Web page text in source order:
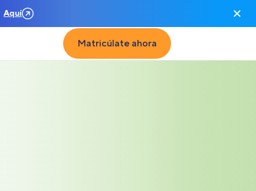
Aquí
Matricúlate ahora